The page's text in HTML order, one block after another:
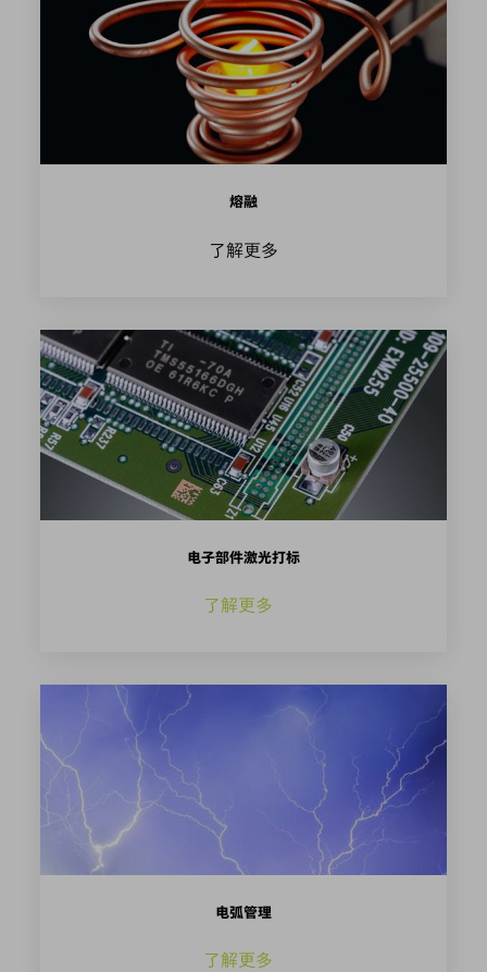
熔融
了解更多
电子部件激光打标
了解更多
电弧管理
了解更多